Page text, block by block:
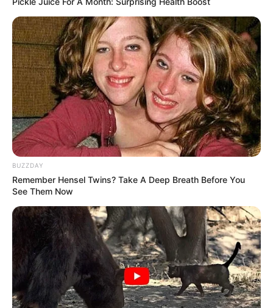
My Troublesome Star Aema
BUZZDAY
Remember Hensel Twins? Take A Deep Breath Before You
See Them Now